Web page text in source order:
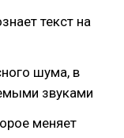
текст на
шума, в
звуками
меняет